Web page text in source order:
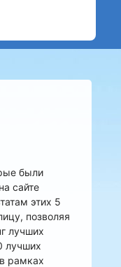
были
сайте
этих 5
позволяя
лучших
лучших
рамках